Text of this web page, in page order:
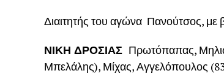
Διαιτητής του αγώνα Πανούτσος, με
ΝΙΚΗ ΔΡΟΣΙΑΣ Πρωτόπαπας,
Μπελάλης), Μίχας, Αγγελόπουλος